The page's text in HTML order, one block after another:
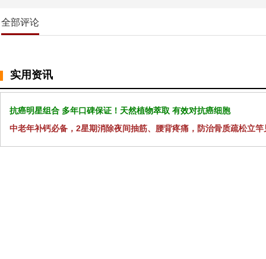
全部评论
实用资讯
抗癌明星组合 多年口碑保证！天然植物萃取 有效对抗癌细胞
中老年补钙必备，2星期消除夜间抽筋、腰背疼痛，防治骨质疏松立竿